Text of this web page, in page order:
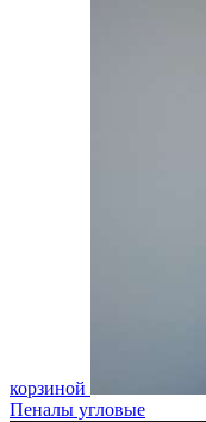
корзиной
Пеналы угловые